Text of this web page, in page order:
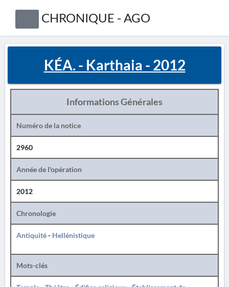
CHRONIQUE - AGO
KÉA. - Karthaia - 2012
Informations Générales
Numéro de la notice
2960
Année de l'opération
2012
Chronologie
Antiquité- Hellénistique
Mots-clés